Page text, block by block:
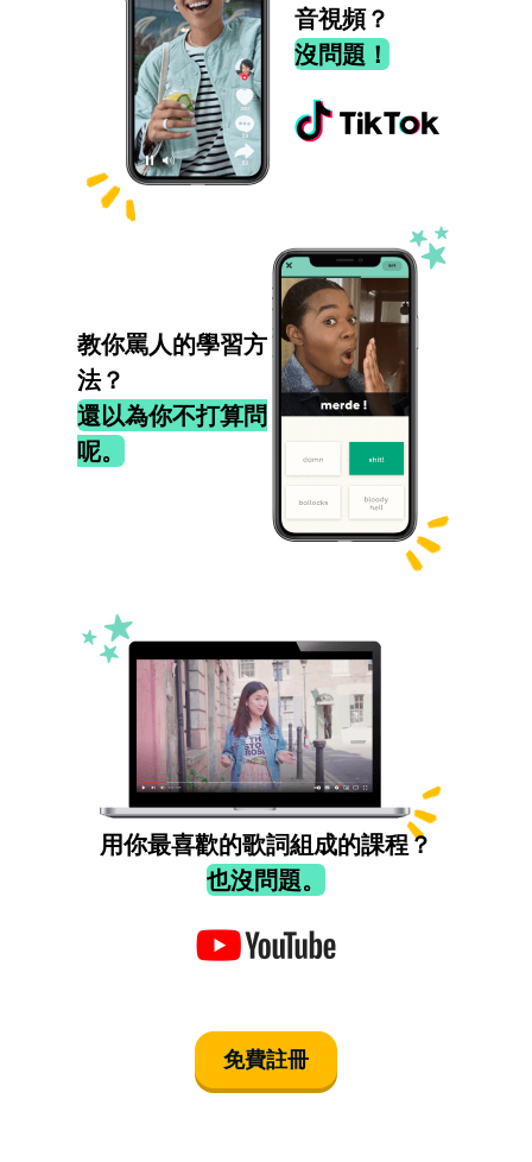
音視頻？
沒問題！
教你罵人的學習方
法？
還以為你不打算問
呢。
用你最喜歡的歌詞組成的課程？
也沒問題。
免費註冊